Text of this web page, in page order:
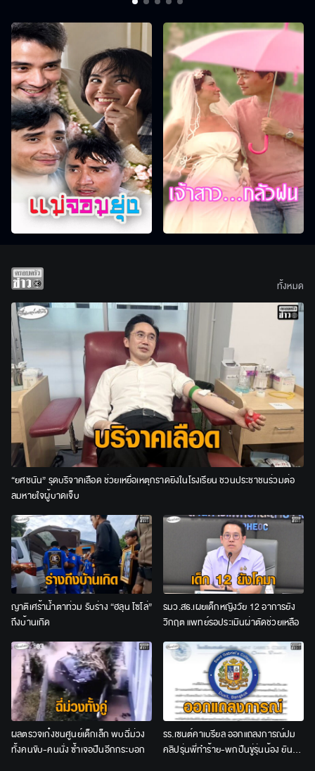
“ยศชนัน” รุดบริจาคเลือด ช่วยเหยื่อเหตุกราดยิงในโรงเรียน ชวนประชาชนร่วมต่อ
ลมหายใจผู้บาดเจ็บ
ญาติเศร้าน้ำตาท่วม รับร่าง “ฮลุน โซโล่”
ถึงบ้านเกิด
รมว.สธ.เผยเด็กหญิงวัย 12 อาการยัง
วิกฤต แพทย์รอประเมินผ่าตัดช่วยเหลือ
ผลตรวจเก๋งชนศูนย์เด็กเล็ก พบฉี่ม่วง
ทั้งคนขับ-คนนั่ง ซ้ำเจอปืนอีกกระบอก
รร.เซนต์คาเบรียล ออกแถลงการณ์ปม
คลิปรุ่นพี่ทำร้าย-พกปืนขู่รุ่นน้อง ยัน
ทั้งหมด